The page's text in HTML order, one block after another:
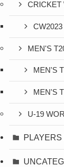
CRICKET
CW2023
MEN'S
MEN'S
MEN'S
U-19
PLAYERS